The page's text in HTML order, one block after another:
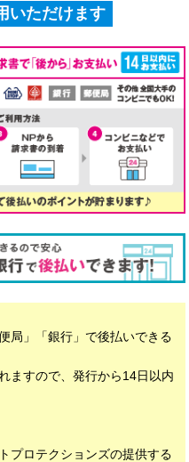
いただけます
局」「銀行」で後払いできる
ますので、発行から14日以内
プロテクションズの提供する